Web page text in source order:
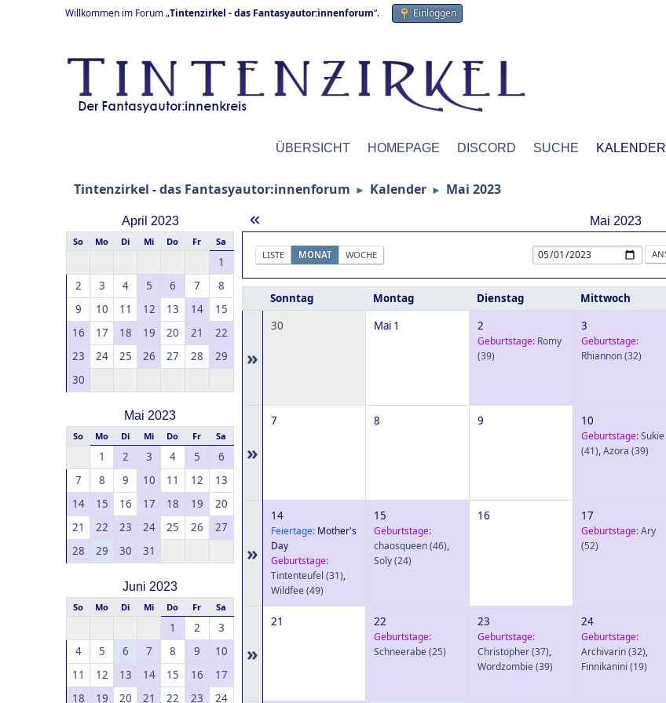
Willkommen im Forum „Tintenzirkel - das Fantasyautor:innenforum“. Einloggen
ÜBERSICHT HOMEPAGE DISCORD SUCHE KALENDER
Tintenzirkel - das Fantasyautor:innenforum ► Kalender ► Mai 2023
April 2023
So Mo Di Mi Do Fr Sa
1
2
3 4 5 6 7
8
9
10 11 12 13 14
15
16
17 18 19 20 21
22
23
24 25 26 27 28
29
30
Mai 2023
So Mo Di Mi Do Fr Sa
1 2 3 4 5
6
7
8 9 10 11 12
13
14
15 16 17 18 19
20
21
22 23 24 25 26
27
28
29 30 31
Juni 2023
So Mo Di Mi Do Fr Sa
1 2
3
4
5 6 7 8 9
10
11
12 13 14 15 16
17
18
19 20 21 22 23 24
« Mai 2023
LISTE MONAT WOCHE
Sonntag Montag Dienstag Mittwoch
»
30 Mai 1 2
Geburtstage: Romy
(39)
3
Geburtstage:
Rhiannon(32)
»
7 8 9 10
Geburtstage:Sukie
(41),Azora (39)
»
14
Feiertage: Mother's
Day
Geburtstage:
Tintenteufel (31),
Wildfee(49)
15
Geburtstage:
chaosqueen(46),
Soly(24)
16 17
Geburtstage:Ary
(52)
»
21 22
Geburtstage:
Schneerabe(25)
23
Geburtstage:
Christopher(37),
Wordzombie(39)
24
Geburtstage:
Archivarin(32),
Finnikanini (19)